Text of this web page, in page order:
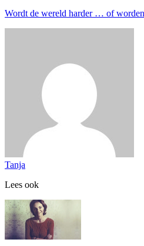
Wordt de wereld harder … of
Tanja
Lees ook